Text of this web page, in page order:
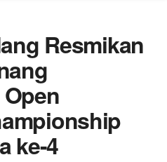
Resmikan
ke-4